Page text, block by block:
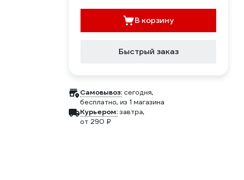
В корзину
Быстрый заказ
Самовывоз: сегодня,
бесплатно, из 1 магазина
Курьером: завтра,
от 290 ₽